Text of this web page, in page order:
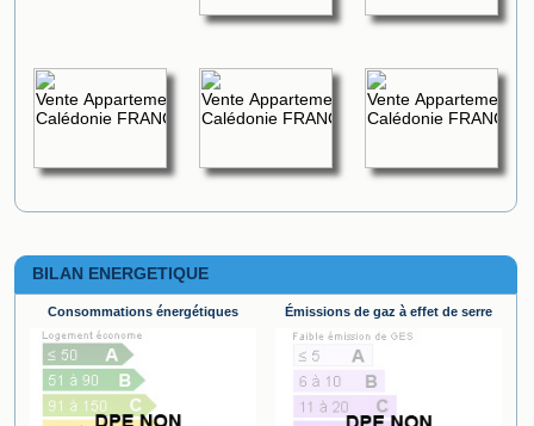
BILAN ENERGETIQUE
Consommations énergétiques Émissions de gaz à effet de serre